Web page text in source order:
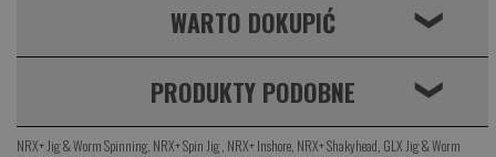
WARTO DOKUPIĆ ❮
PRODUKTY PODOBNE ❮
NRX+ Jig & Worm Spinning, NRX+ Spin Jig NRX+ Inshore NRX+ Shakyhead GLX Jig & Worm